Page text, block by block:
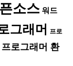
소스 워드
그래머 프로
프로그래머 환